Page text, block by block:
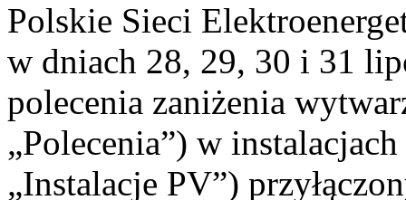
Polskie Sieci
w dniach 28, 29, 30 i 31
polecenia zaniżenia
„Polecenia”) w
„Instalacje PV”)